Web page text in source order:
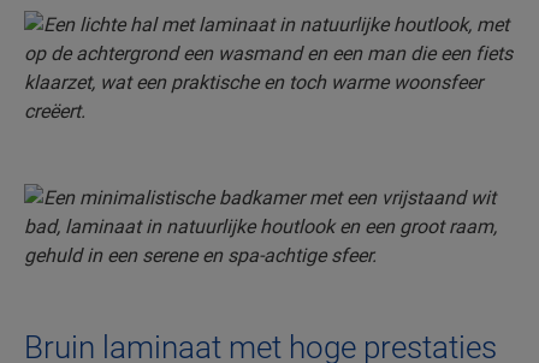
Bruin laminaat met hoge prestaties